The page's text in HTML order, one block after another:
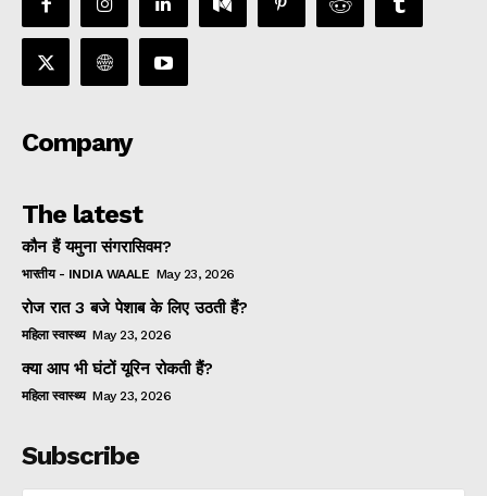
Company
The latest
कौन हैं यमुना संगरासिवम?
भारतीय - INDIA WAALE May 23, 2026
रोज रात 3 बजे पेशाब के लिए उठती हैं?
महिला स्वास्थ्य May 23, 2026
क्या आप भी घंटों यूरिन रोकती हैं?
महिला स्वास्थ्य May 23, 2026
Subscribe